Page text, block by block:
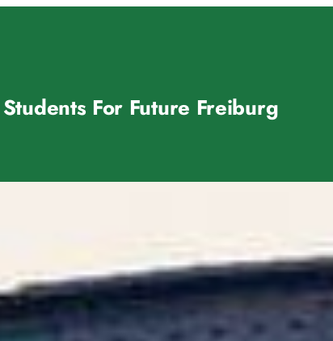
Students For Future Freiburg